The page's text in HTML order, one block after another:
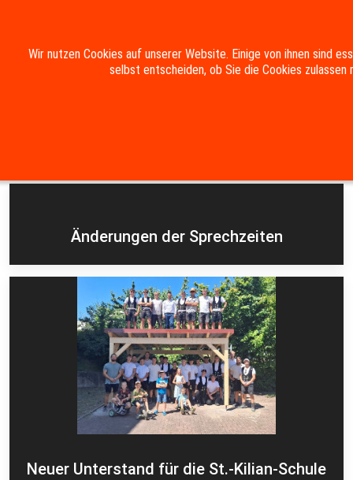
Impressum Datenschutzerklärung
Änderungen der Sprechzeiten
Neuer Unterstand für die St.-Kilian-Schule
Wir nutzen Cookies auf unserer Website. Einige von ihnen sind
selbst entscheiden, ob Sie die Cookies